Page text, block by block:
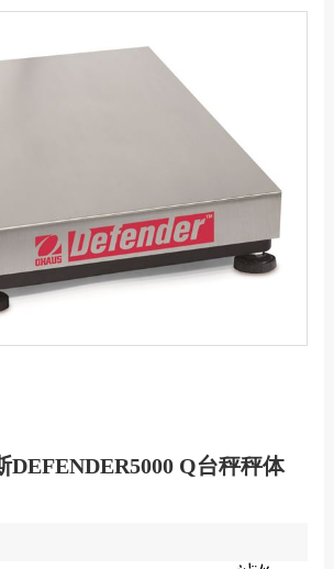
DEFENDER5000 Q台秤秤体